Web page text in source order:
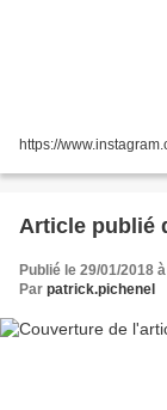
https://
Publié le 29/01/2018
Par patrick.pichenel